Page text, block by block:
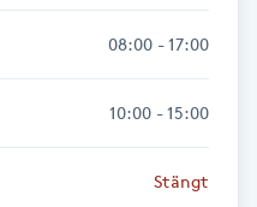
08:00 - 17:00
10:00 - 15:00
Stängt